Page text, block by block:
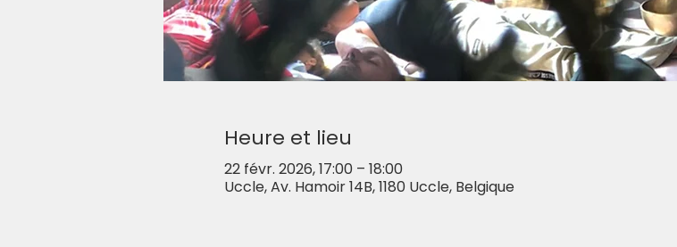
Heure et lieu
22 févr. 2026, 17:00 – 18:00
Uccle, Av. Hamoir 14B, 1180 Uccle, Belgique